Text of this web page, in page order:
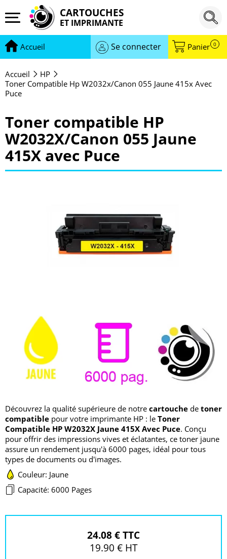
CARTOUCHES
ET IMPRIMANTE
Accueil Se connecter Panier 0
Accueil
HP
Toner Compatible Hp W2032x/canon 055 Jaune 415x Avec
Puce
Toner compatible HP
W2032X/Canon 055 Jaune
415X avec Puce
Découvrez la qualité supérieure de notre cartouche de toner
compatible pour votre imprimante HP : le Toner
Compatible HP W2032X Jaune 415X Avec Puce. Conçu
pour offrir des impressions vives et éclatantes, ce toner jaune
assure un rendement jusqu'à 6000 pages, idéal pour tous
types de documents ou d'images.
Couleur: Jaune
Capacité: 6000 Pages
24.08 € TTC
19.90 € HT